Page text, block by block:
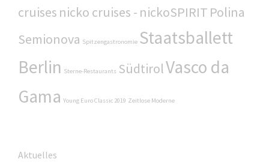
cruises nicko cruises - nickoSPIRIT Polina
Semionova Spitzengastronomie Staatsballett
Berlin Sterne-Restaurants SüdtirolVasco da
Gama Young Euro Classic 2019 Zeitlose Moderne
Aktuelles